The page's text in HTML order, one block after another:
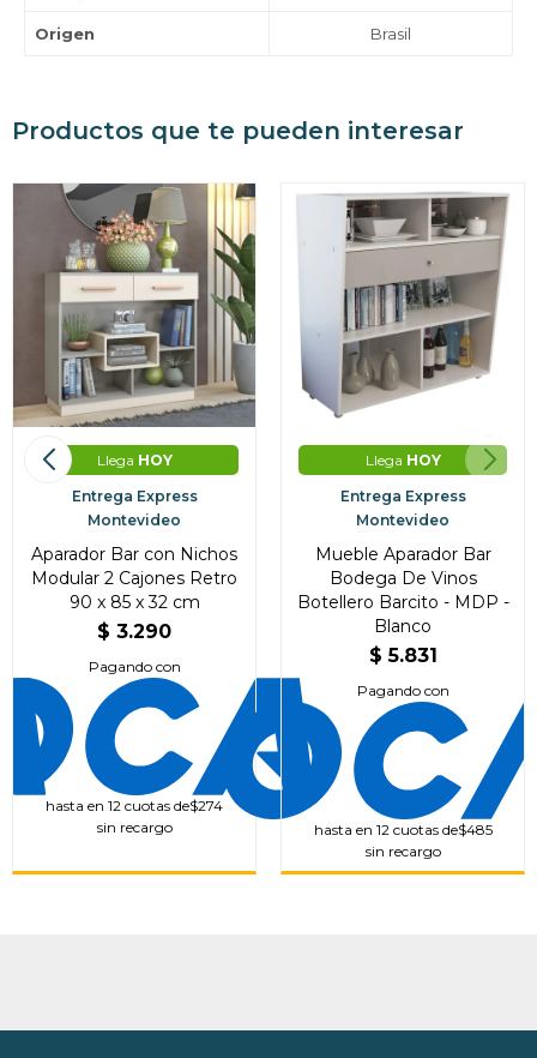
Origen Brasil
Productos que te pueden interesar
Llega HOY
Entrega Express
Montevideo
Aparador Bar con Nichos
Modular 2 Cajones Retro
90 x 85 x 32 cm
$ 3.290
Pagando con
hasta en 12 cuotas de$274
sin recargo
Llega HOY
Entrega Express
Montevideo
Mueble Aparador Bar
Bodega De Vinos
Botellero Barcito - MDP -
Blanco
$ 5.831
Pagando con
hasta en 12 cuotas de$485
sin recargo